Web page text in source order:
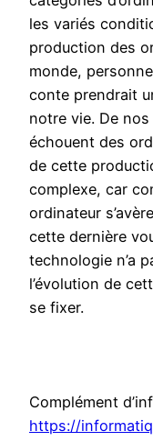
les variés
production des
monde,
conte prendrait
notre vie. De
échouent des
de cette
complexe, car
ordinateur
cette dernière
technologie n’a
l’évolution de
se fixer.
Complément
https://